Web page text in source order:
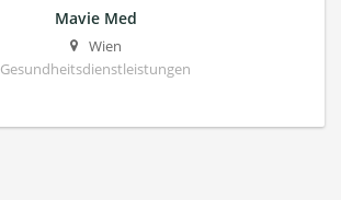
Mavie Med
Wien
Gesundheitsdienstleistungen